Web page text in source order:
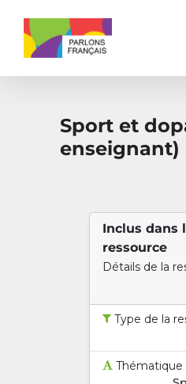
Sport et
enseignant)
Inclus dans
ressource
Détails de la
Type de la
Thématique